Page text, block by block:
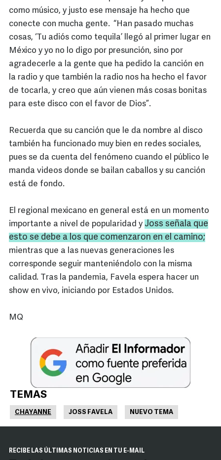
como músico, y justo ese mensaje ha hecho que
conecte con mucha gente. “Han pasado muchas
cosas, ‘Tu adiós como tequila’ llegó al primer lugar en
México y yo no lo digo por presunción, sino por
agradecerle a la gente que ha pedido la canción en
la radio y que también la radio nos ha hecho el favor
de tocarla, y creo que aún vienen más cosas bonitas
para este disco con el favor de Dios”.
Recuerda que su canción que le da nombre al disco
también ha funcionado muy bien en redes sociales,
pues se da cuenta del fenómeno cuando el público le
manda videos donde se bailan caballos y su canción
está de fondo.
El regional mexicano en general está en un momento
importante a nivel de popularidad y Joss señala que
esto se debe a los que comenzaron en el camino;
mientras que a las nuevas generaciones les
corresponde seguir manteniéndolo con la misma
calidad. Tras la pandemia, Favela espera hacer un
show en vivo, iniciando por Estados Unidos.
MQ
TEMAS
CHAYANNE JOSS FAVELA NUEVO TEMA
RECIBE LAS ÚLTIMAS NOTICIAS EN TU E-MAIL